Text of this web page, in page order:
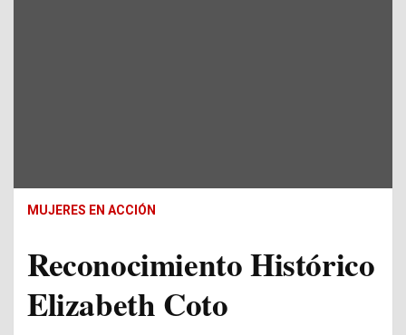
MUJERES EN ACCIÓN
Reconocimiento Histórico
Elizabeth Coto